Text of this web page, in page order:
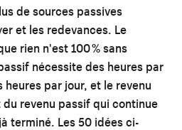
de sources passives
et les redevances. Le
rien n'est 100 % sans
nécessite des heures par
par jour, et le revenu
revenu passif qui continue
terminé. Les 50 idées ci-